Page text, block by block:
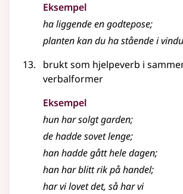
Eksempel
ha liggende en godtepose;
planten kan du ha stående i
brukt som hjelpeverb i
verbalformer
Eksempel
hun har solgt garden;
de hadde sovet lenge;
han hadde gått hele dagen;
han har blitt rik på handel;
har vi lovet det, så har vi